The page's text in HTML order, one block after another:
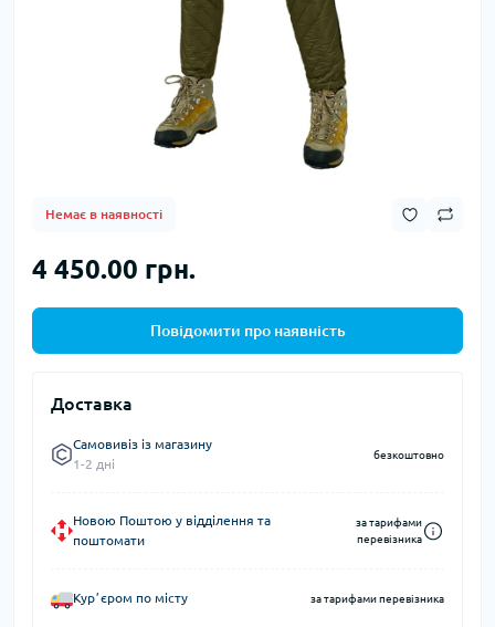
Немає в наявності
4 450.00 грн.
Повідомити про наявність
Доставка
Самовивіз із магазину
1-2 дні
безкоштовно
Новою Поштою у відділення та
поштомати
за тарифами
перевізника
Курʼєром по місту за тарифами перевізника